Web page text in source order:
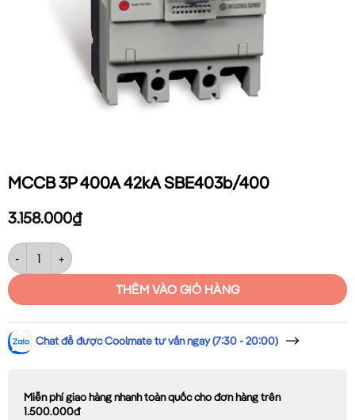
MCCB 3P 400A 42kA SBE403b/400
3.158.000₫
MCCB 3P 400A 42kA SBE403b/400 số lượng
THÊM VÀO GIỎ HÀNG
Chat để được Coolmate tư vấn ngay (7:30 - 20:00)
Miễn phí giao hàng nhanh toàn quốc cho đơn hàng trên
1.500.000đ